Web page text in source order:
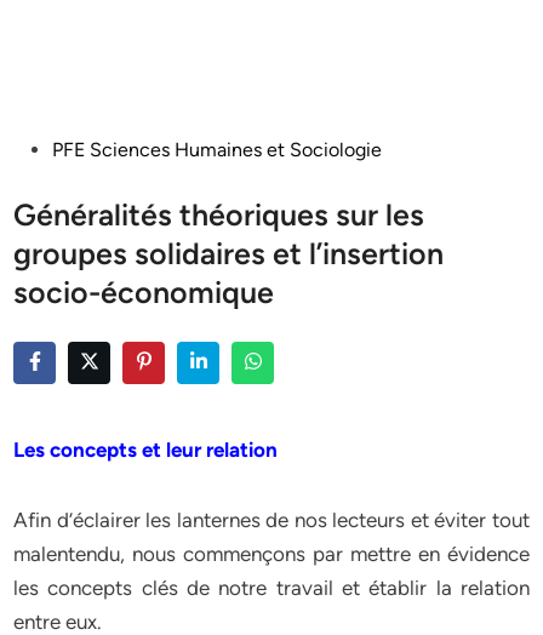
PostedPFE Sciences Humaines et Sociologie
Généralités théoriques sur les
groupes solidaires et l’insertion
socio-économique
Les concepts et leur relation
Afin d’éclairer les lanternes de nos lecteurs et éviter tout
malentendu, nous commençons par mettre en évidence
les concepts clés de notre travail et établir la relation
entre eux.